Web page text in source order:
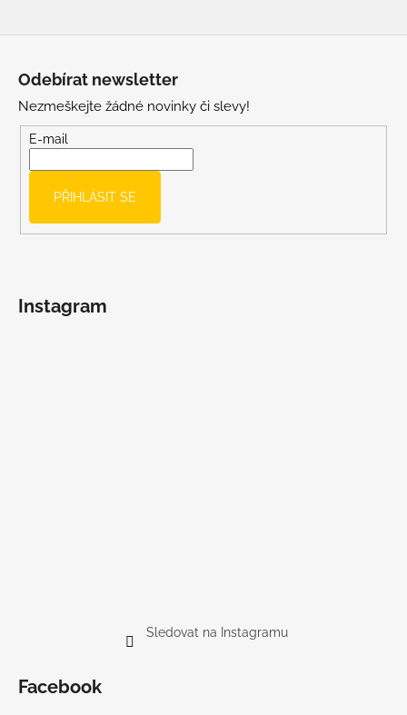
Odebírat newsletter
Nezmeškejte žádné novinky či slevy!
E-mail
PŘIHLÁSIT SE
Instagram
Sledovat na Instagramu
Facebook